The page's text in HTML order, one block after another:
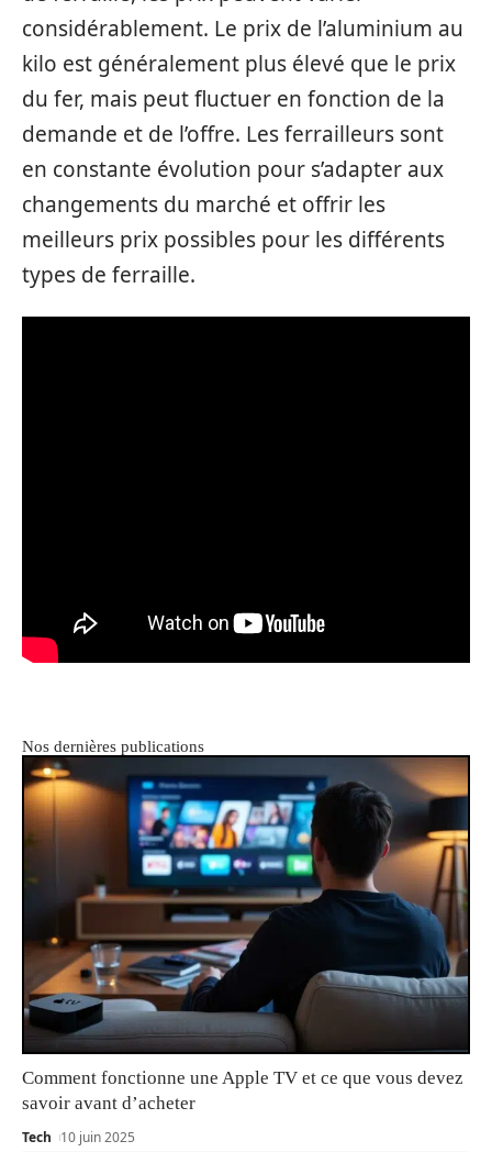
considérablement. Le prix de l’aluminium au
kilo est généralement plus élevé que le prix
du fer, mais peut fluctuer en fonction de la
demande et de l’offre. Les ferrailleurs sont
en constante évolution pour s’adapter aux
changements du marché et offrir les
meilleurs prix possibles pour les différents
types de ferraille.
Nos dernières publications
Comment fonctionne une Apple TV et ce que vous devez
savoir avant d’acheter
Tech 10 juin 2025